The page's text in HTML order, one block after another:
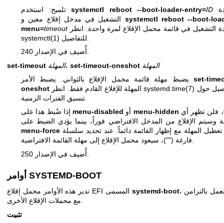
تلميح: استخدمsystemctl reboot --boot-loader-entry=ID
systemctl reboot --boot-
menu=timeout التشغيل في قائمة محمل الإقلاع لمرة واحدة. انظر
systemctl(1)
set-timeout المهلة، set-timeout-oneshot المهلة
set-
oneshot
المهلة للإقلاع القادم فقط. انظرsystemd.time(7)
menu-disabled menu-hidden ، فلن تظهر أي
وسيتم الإقلاع من المدخل الافتراضي فوراً، بينما يؤدي الضبط على
menu-force
فارغة ("")، سيعود محمل الإقلاع إلى مهلة القائمة الافتراضية.
أوامر SYSTEMD-BOOT
systemd-boot، ولا تعمل بالتزامن
مع محملات الإقلاع الأخرى.
تثبيت